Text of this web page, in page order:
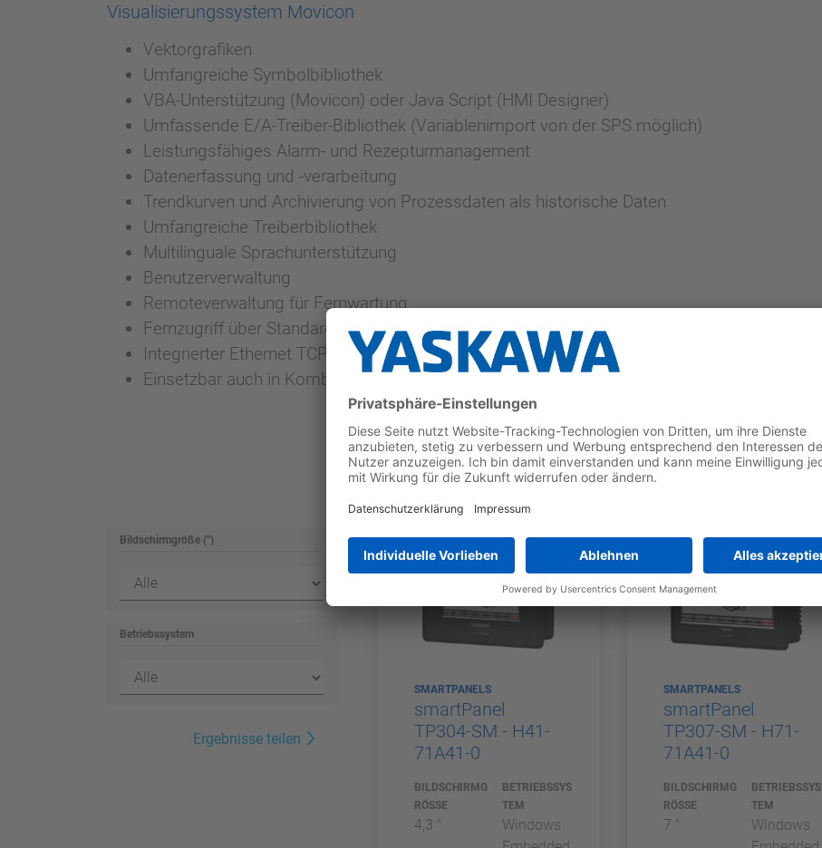
Visualisierungssystem Movicon
Vektorgrafiken
Umfangreiche Symbolbibliothek
VBA-Unterstützung (Movicon) oder Java Script (HMI Designer)
Umfassende E/A-Treiber-Bibliothek (Variablenimport von der SPS möglich)
Leistungsfähiges Alarm- und Rezepturmanagement
Datenerfassung und -verarbeitung
Trendkurven und Archivierung von Prozessdaten als historische Daten
Umfangreiche Treiberbibliothek
Multilinguale Sprachunterstützung
Benutzerverwaltung
Remoteverwaltung für Fernwartung
Fernzugriff über Standard VNC-Client
Integrierter Ethernet TCP/IP-Networking
Einsetzbar auch in Kombination mit vielen Steuerungen anderer Hersteller
Jetzt die Broschüre downloaden
Bildschirmgröße (")
Betriebssystem
Ergebnisse teilen
SMARTPANELS
smartPanel
TP304-SM - H41-
71A41-0
BILDSCHIRMG
RÖSSE
4,3 "
BETRIEBSSYS
TEM
Windows
SMARTPANELS
smartPanel
TP307-SM - H71-
71A41-0
BILDSCHIRMG
RÖSSE
7 "
BETRIEBSSYS
TEM
Windows